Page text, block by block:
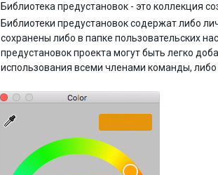
Библиотека предустановок - это коллекция
Библиотеки предустановок содержат либо
сохранены либо в папке пользовательских
предустановок проекта могут быть легко
использования всеми членами команды,